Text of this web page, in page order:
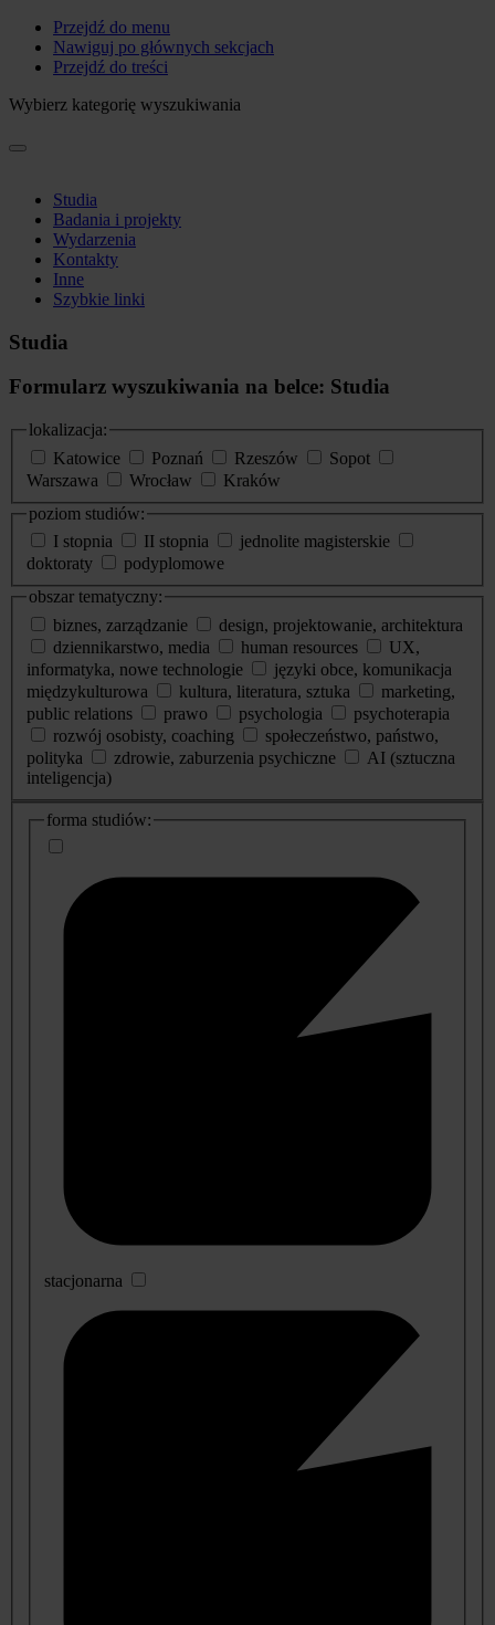
Przejdź do menu
Nawiguj po głównych sekcjach
Przejdź do treści
Wybierz kategorię wyszukiwania
Studia
Badania i projekty
Wydarzenia
Kontakty
Inne
Szybkie linki
Studia
Formularz wyszukiwania na belce: Studia
lokalizacja:
Katowice
Poznań Rzeszów
Sopot
Warszawa
Wrocław
Kraków
poziom studiów:
I stopnia
II stopnia
jednolite magisterskie
doktoraty
podyplomowe
obszar tematyczny:
biznes, zarządzanie
design, projektowanie, architektura
dziennikarstwo, media
human resources
UX,
informatyka, nowe technologie
języki obce, komunikacja
międzykulturowa
kultura, literatura, sztuka
marketing,
public relations
prawo psychologia
psychoterapia
rozwój osobisty, coaching
społeczeństwo, państwo,
polityka
zdrowie, zaburzenia psychiczne
AI (sztuczna
inteligencja)
dodatkowe
informacje
forma studiów:
stacjonarna